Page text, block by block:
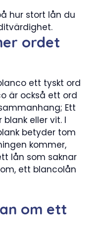
hur stort lån du
ordet
ett tyskt ord
är också ett ord
Ett
eller vit. I
betyder tom
kommer,
lån som saknar
ett blancolån
om ett